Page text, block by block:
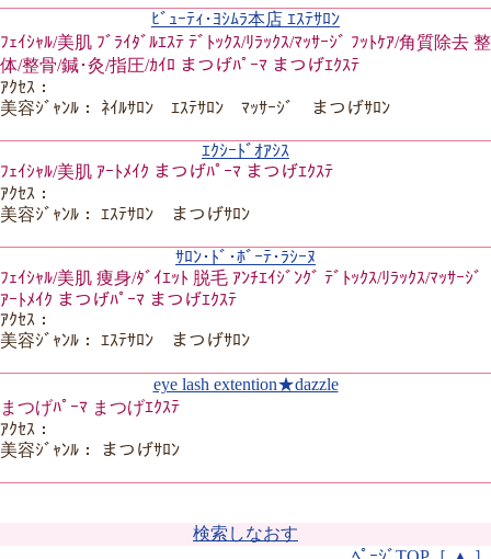
ﾋﾞｭｰﾃｨ･ﾖｼﾑﾗ本店 ｴｽﾃｻﾛﾝ
ﾌｪｲｼｬﾙ/美肌 ﾌﾞﾗｲﾀﾞﾙｴｽﾃ ﾃﾞﾄｯｸｽ/ﾘﾗｯｸｽ/ﾏｯｻｰｼﾞ ﾌｯﾄｹｱ/角質除去 整
体/整骨/鍼･灸/指圧/ｶｲﾛ まつげﾊﾟｰﾏ まつげｴｸｽﾃ
ｱｸｾｽ：
美容ｼﾞｬﾝﾙ： ﾈｲﾙｻﾛﾝ ｴｽﾃｻﾛﾝ ﾏｯｻｰｼﾞ まつげｻﾛﾝ
ｴｸｼｰﾄﾞｵｱｼｽ
ﾌｪｲｼｬﾙ/美肌 ｱｰﾄﾒｲｸ まつげﾊﾟｰﾏ まつげｴｸｽﾃ
ｱｸｾｽ：
美容ｼﾞｬﾝﾙ： ｴｽﾃｻﾛﾝ まつげｻﾛﾝ
ｻﾛﾝ･ﾄﾞ･ﾎﾞｰﾃ･ﾗｼｰﾇ
ﾌｪｲｼｬﾙ/美肌 痩身/ﾀﾞｲｴｯﾄ 脱毛 ｱﾝﾁｴｲｼﾞﾝｸﾞ ﾃﾞﾄｯｸｽ/ﾘﾗｯｸｽ/ﾏｯｻｰｼﾞ
ｱｰﾄﾒｲｸ まつげﾊﾟｰﾏ まつげｴｸｽﾃ
ｱｸｾｽ：
美容ｼﾞｬﾝﾙ： ｴｽﾃｻﾛﾝ まつげｻﾛﾝ
eye lash extention★dazzle
まつげﾊﾟｰﾏ まつげｴｸｽﾃ
ｱｸｾｽ：
美容ｼﾞｬﾝﾙ： まつげｻﾛﾝ
検索しなおす